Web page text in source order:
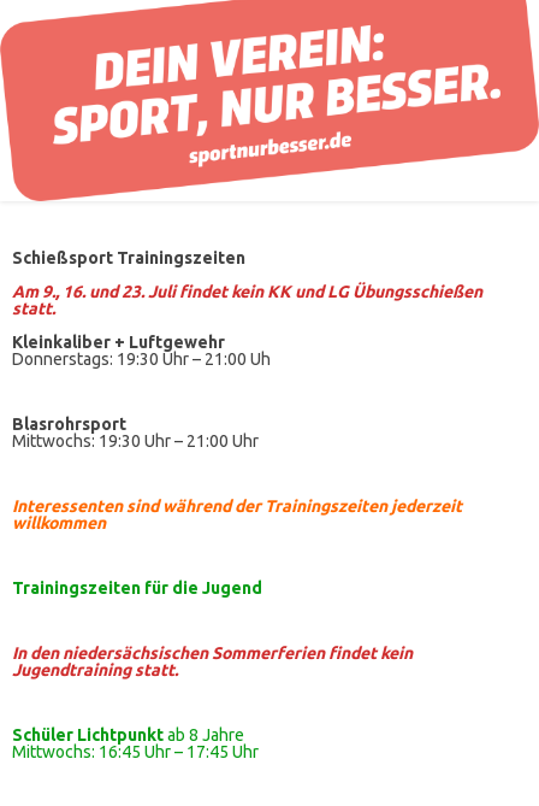
Schießsport Trainingszeiten
Am 9., 16. und 23. Juli findet kein KK und LG Übungsschießen
statt.
Kleinkaliber + Luftgewehr
Donnerstags: 19:30 Uhr – 21:00 Uh
Blasrohrsport
Mittwochs: 19:30 Uhr – 21:00 Uhr
Interessenten sind während der Trainingszeiten jederzeit
willkommen
Trainingszeiten für die Jugend
In den niedersächsischen Sommerferien findet kein
Jugendtraining statt.
Schüler Lichtpunktab 8 Jahre
Mittwochs: 16:45 Uhr – 17:45 Uhr